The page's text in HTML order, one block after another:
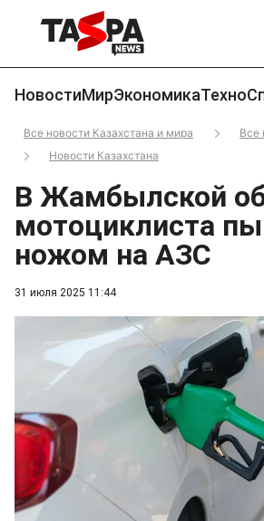
НовостиМирЭкономикаТехно
Все новости Казахстана и мира
Все
Новости Казахстана
31 июля 2025 11:44
В Жамбылской
мотоциклиста
ножом на АЗС